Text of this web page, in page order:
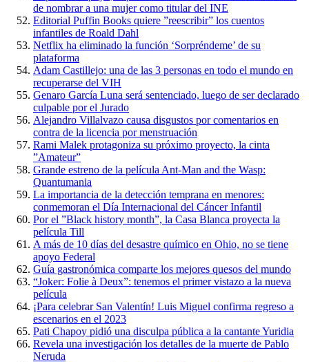
de nombrar a una mujer como titular del INE
Editorial Puffin Books quiere ”reescribir” los cuentos
infantiles de Roald Dahl
Netflix ha eliminado la función ‘Sorpréndeme’ de su
plataforma
Adam Castillejo: una de las 3 personas en todo el mundo en
recuperarse del VIH
Genaro García Luna será sentenciado, luego de ser declarado
culpable por el Jurado
Alejandro Villalvazo causa disgustos por comentarios en
contra de la licencia por menstruación
Rami Malek protagoniza su próximo proyecto, la cinta
”Amateur”
Grande estreno de la película Ant-Man and the Wasp:
Quantumania
La importancia de la detección temprana en menores:
conmemoran el Día Internacional del Cáncer Infantil
Por el ”Black history month”, la Casa Blanca proyecta la
película Till
A más de 10 días del desastre químico en Ohio, no se tiene
apoyo Federal
Guía gastronómica comparte los mejores quesos del mundo
“Joker: Folie à Deux”: tenemos el primer vistazo a la nueva
película
¡Para celebrar San Valentín! Luis Miguel confirma regreso a
escenarios en el 2023
Pati Chapoy pidió una disculpa pública a la cantante Yuridia
Revela una investigación los detalles de la muerte de Pablo
Neruda